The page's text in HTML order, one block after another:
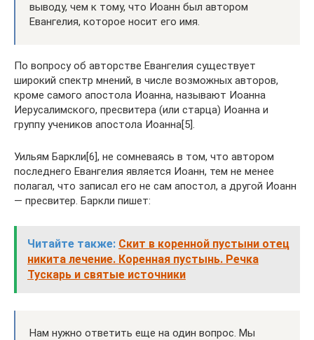
выводу, чем к тому, что Иоанн был автором
Евангелия, которое носит его имя.
По вопросу об авторстве Евангелия существует
широкий спектр мнений, в числе возможных авторов,
кроме самого апостола Иоанна, называют Иоанна
Иерусалимского, пресвитера (или старца) Иоанна и
группу учеников апостола Иоанна[5].
Уильям Баркли[6], не сомневаясь в том, что автором
последнего Евангелия является Иоанн, тем не менее
полагал, что записал его не сам апостол, а другой Иоанн
— пресвитер. Баркли пишет:
Читайте также: Скит в коренной пустыни отец
никита лечение. Коренная пустынь. Речка
Тускарь и святые источники
Нам нужно ответить еще на один вопрос. Мы